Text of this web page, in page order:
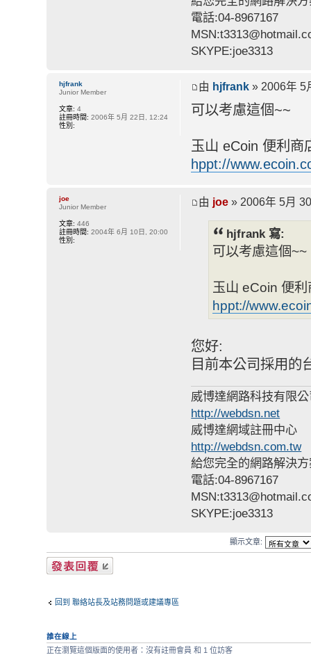
電話:04-8967167
SKYPE:joe3313
由 hjfrank » 2006年 5
可以考慮這個~~
玉山 eCoin 便利商
hppt://
hjfrank
Junior Member
文章: 4
註冊時間: 2006年 5月 22日, 12:24
性別:
由 joe » 2006年 5月
hjfrank 寫:
可以考慮這個~~
玉山 eCoin 便利
hppt://
您好:
目前本公司採用的
威博達網路科技有限
http://webdsn.net
威博達網域註冊中心
http://webdsn.com.tw
給您完全的網路解決
電話:04-8967167
SKYPE:joe3313
joe
Junior Member
文章: 446
註冊時間: 2004年 6月 10日, 20:00
性別:
顯示文章:
發表回覆
回到 聯絡站長及站務問題或建議專區
誰在線上
正在瀏覽這個版面的使用者：沒有註冊會員 和 1 位訪客